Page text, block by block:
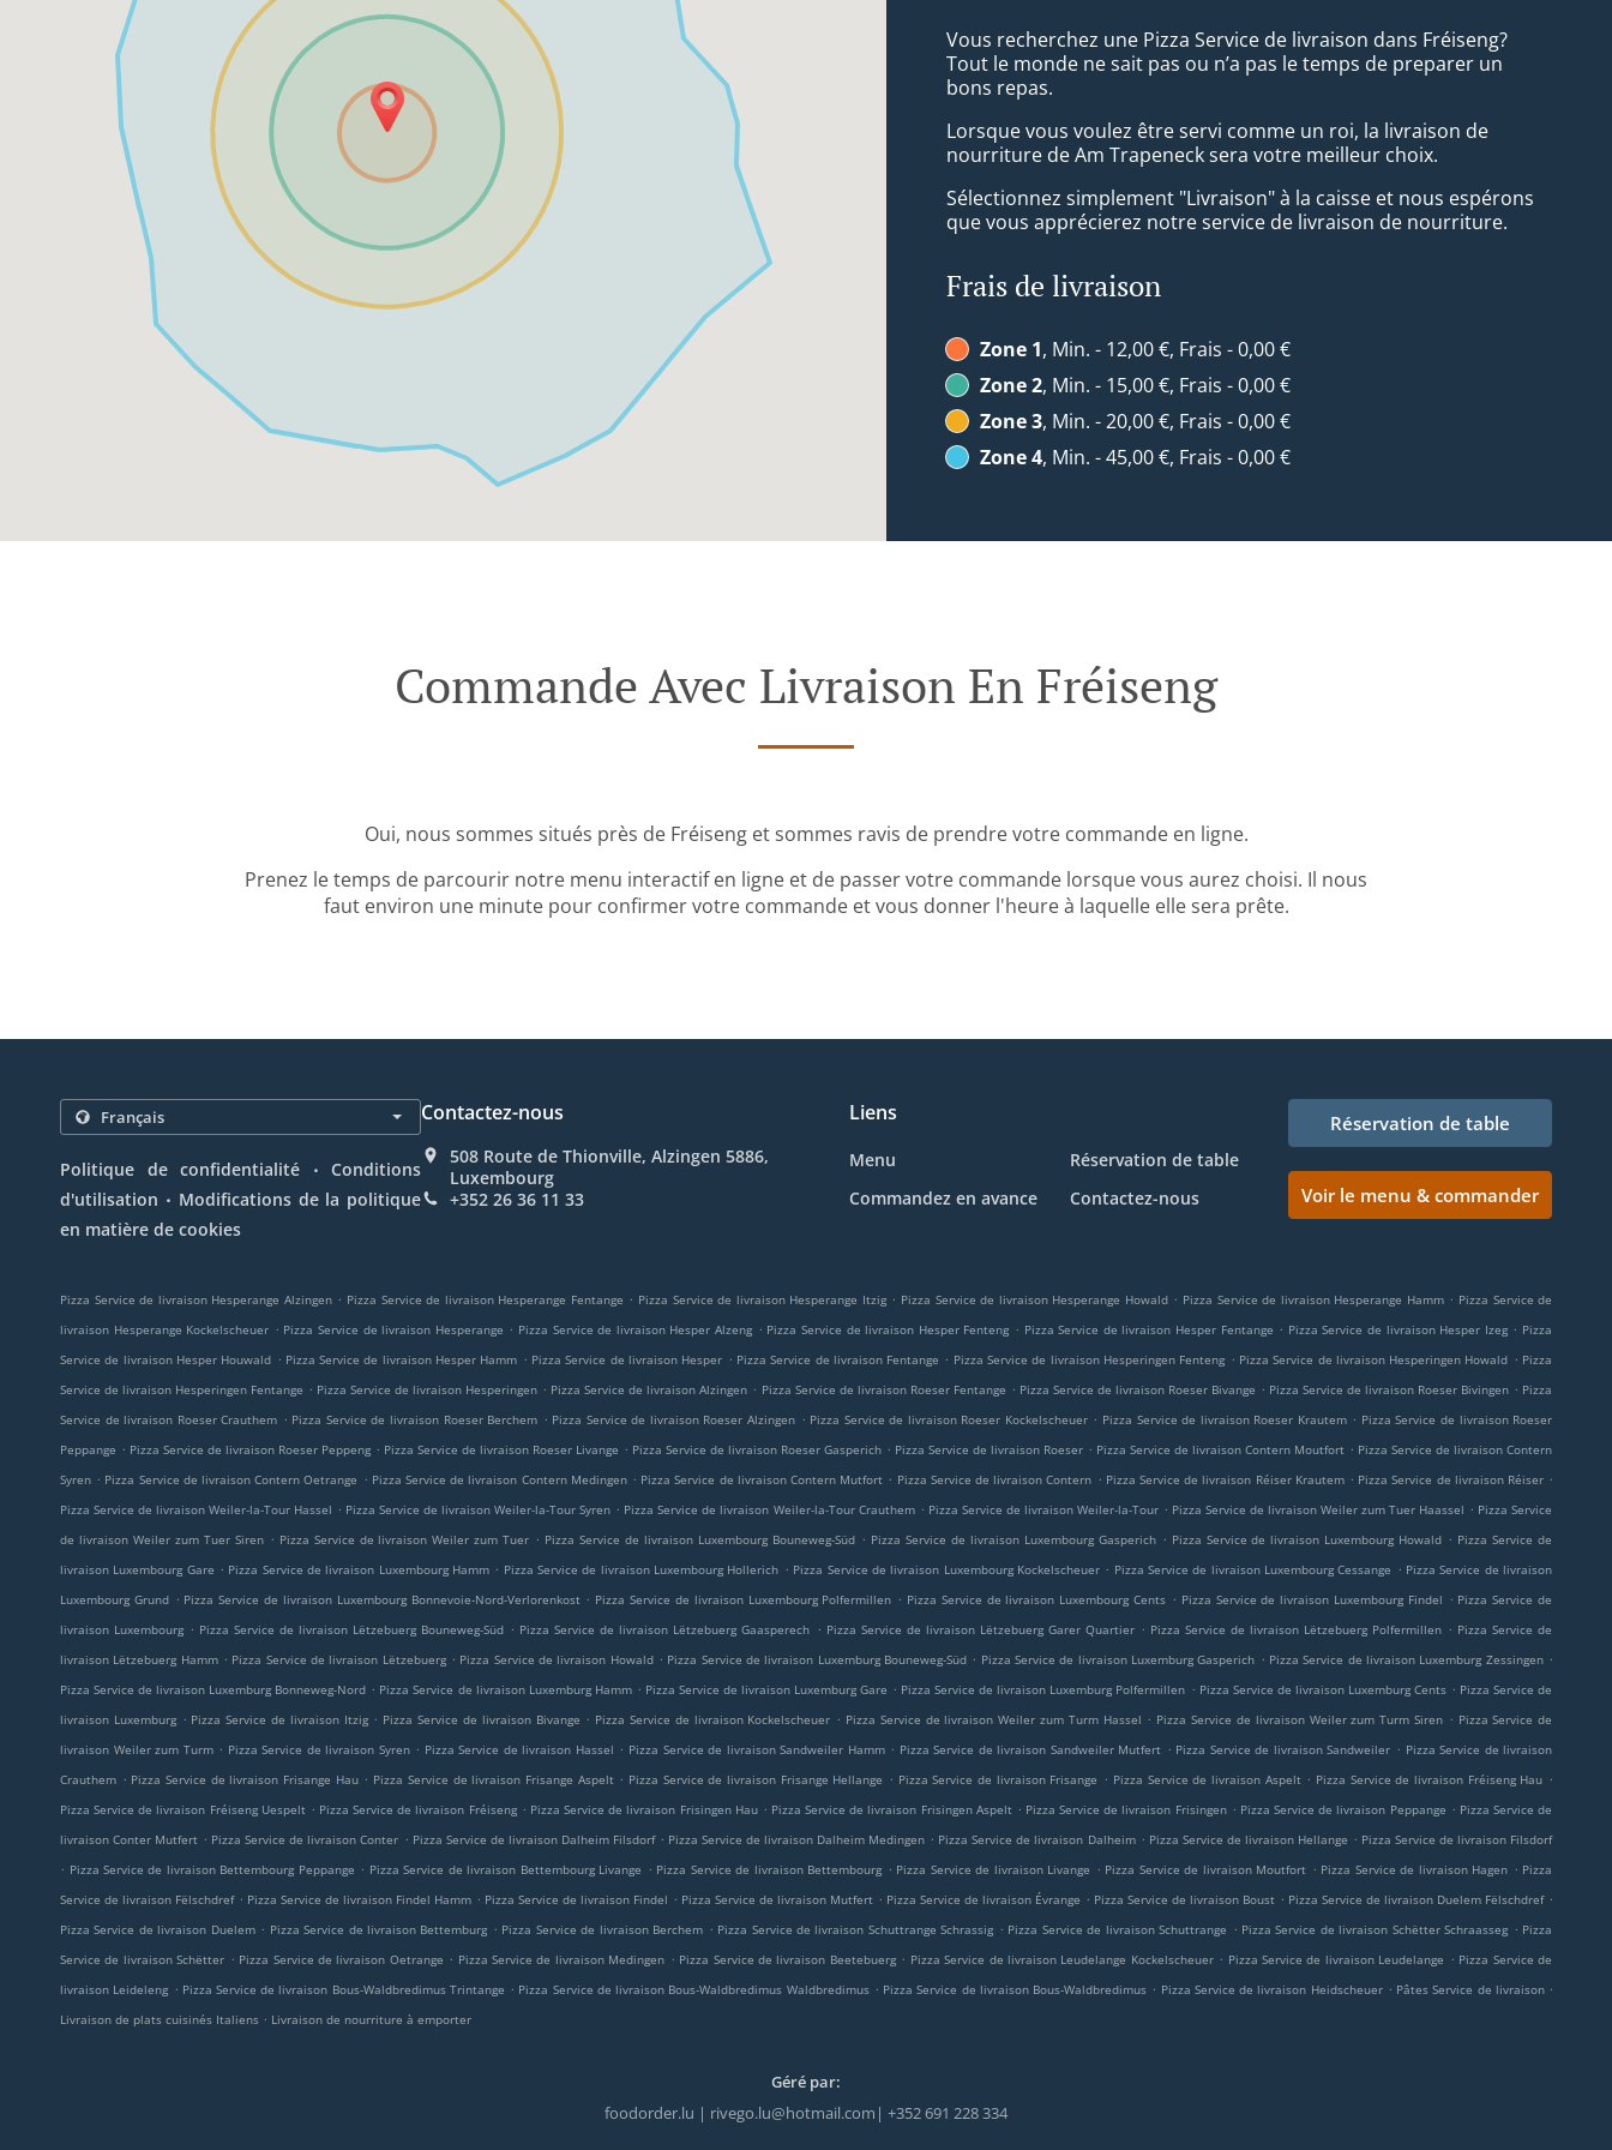
Vous recherchez une Pizza Service de livraison dans Fréiseng?
Tout le monde ne sait pas ou n’a pas le temps de preparer un
bons repas.
Lorsque vous voulez être servi comme un roi, la livraison de
nourriture de Am Trapeneck sera votre meilleur choix.
Sélectionnez simplement "Livraison" à la caisse et nous espérons
que vous apprécierez notre service de livraison de nourriture.
Frais de livraison
Zone 1, Min. - 12,00 €, Frais - 0,00 €
Zone 2, Min. - 15,00 €, Frais - 0,00 €
Zone 3, Min. - 20,00 €, Frais - 0,00 €
Zone 4, Min. - 45,00 €, Frais - 0,00 €
Commande Avec Livraison En Fréiseng
Oui, nous sommes situés près de Fréiseng et sommes ravis de prendre votre commande en ligne.
Prenez le temps de parcourir notre menu interactif en ligne et de passer votre commande lorsque vous aurez choisi. Il nous
faut environ une minute pour confirmer votre commande et vous donner l'heure à laquelle elle sera prête.
Politique de confidentialité . Conditions
d'utilisation . Modifications de la politique
en matière de cookies
Contactez-nous
508 Route de Thionville, Alzingen 5886,
Luxembourg
+352 26 36 11 33
Liens
Menu
Réservation de table
Commandez en avance
Contactez-nous
Réservation de table
Voir le menu & commander
Pizza Service de livraison Hesperange Alzingen . Pizza Service de livraison Hesperange Fentange . Pizza Service de livraison Hesperange Itzig . Pizza Service de livraison Hesperange Howald . Pizza Service de livraison Hesperange Hamm . Pizza Service de
livraison Hesperange Kockelscheuer . Pizza Service de livraison Hesperange . Pizza Service de livraison Hesper Alzeng . Pizza Service de livraison Hesper Fenteng . Pizza Service de livraison Hesper Fentange . Pizza Service de livraison Hesper Izeg . Pizza
Service de livraison Hesper Houwald . Pizza Service de livraison Hesper Hamm . Pizza Service de livraison Hesper . Pizza Service de livraison Fentange . Pizza Service de livraison Hesperingen Fenteng . Pizza Service de livraison Hesperingen Howald . Pizza
Service de livraison Hesperingen Fentange . Pizza Service de livraison Hesperingen . Pizza Service de livraison Alzingen . Pizza Service de livraison Roeser Fentange . Pizza Service de livraison Roeser Bivange . Pizza Service de livraison Roeser Bivingen . Pizza
Service de livraison Roeser Crauthem . Pizza Service de livraison Roeser Berchem . Pizza Service de livraison Roeser Alzingen . Pizza Service de livraison Roeser Kockelscheuer . Pizza Service de livraison Roeser Krautem . Pizza Service de livraison Roeser
Peppange . Pizza Service de livraison Roeser Peppeng . Pizza Service de livraison Roeser Livange . Pizza Service de livraison Roeser Gasperich . Pizza Service de livraison Roeser . Pizza Service de livraison Contern Moutfort . Pizza Service de livraison Contern
Syren . Pizza Service de livraison Contern Oetrange . Pizza Service de livraison Contern Medingen . Pizza Service de livraison Contern Mutfort . Pizza Service de livraison Contern . Pizza Service de livraison Réiser Krautem . Pizza Service de livraison Réiser .
Pizza Service de livraison Weiler-la-Tour Hassel . Pizza Service de livraison Weiler-la-Tour Syren . Pizza Service de livraison Weiler-la-Tour Crauthem . Pizza Service de livraison Weiler-la-Tour . Pizza Service de livraison Weiler zum Tuer Haassel . Pizza Service
de livraison Weiler zum Tuer Siren . Pizza Service de livraison Weiler zum Tuer . Pizza Service de livraison Luxembourg Bouneweg-Süd . Pizza Service de livraison Luxembourg Gasperich . Pizza Service de livraison Luxembourg Howald . Pizza Service de
livraison Luxembourg Gare . Pizza Service de livraison Luxembourg Hamm . Pizza Service de livraison Luxembourg Hollerich . Pizza Service de livraison Luxembourg Kockelscheuer . Pizza Service de livraison Luxembourg Cessange . Pizza Service de livraison
Luxembourg Grund . Pizza Service de livraison Luxembourg Bonnevoie-Nord-Verlorenkost . Pizza Service de livraison Luxembourg Polfermillen . Pizza Service de livraison Luxembourg Cents . Pizza Service de livraison Luxembourg Findel . Pizza Service de
livraison Luxembourg . Pizza Service de livraison Lëtzebuerg Bouneweg-Süd . Pizza Service de livraison Lëtzebuerg Gaasperech . Pizza Service de livraison Lëtzebuerg Garer Quartier . Pizza Service de livraison Lëtzebuerg Polfermillen . Pizza Service de
livraison Lëtzebuerg Hamm . Pizza Service de livraison Lëtzebuerg . Pizza Service de livraison Howald . Pizza Service de livraison Luxemburg Bouneweg-Süd . Pizza Service de livraison Luxemburg Gasperich . Pizza Service de livraison Luxemburg Zessingen .
Pizza Service de livraison Luxemburg Bonneweg-Nord . Pizza Service de livraison Luxemburg Hamm . Pizza Service de livraison Luxemburg Gare . Pizza Service de livraison Luxemburg Polfermillen . Pizza Service de livraison Luxemburg Cents . Pizza Service de
livraison Luxemburg . Pizza Service de livraison Itzig . Pizza Service de livraison Bivange . Pizza Service de livraison Kockelscheuer . Pizza Service de livraison Weiler zum Turm Hassel . Pizza Service de livraison Weiler zum Turm Siren . Pizza Service de
livraison Weiler zum Turm . Pizza Service de livraison Syren . Pizza Service de livraison Hassel . Pizza Service de livraison Sandweiler Hamm . Pizza Service de livraison Sandweiler Mutfert . Pizza Service de livraison Sandweiler . Pizza Service de livraison
Crauthem . Pizza Service de livraison Frisange Hau . Pizza Service de livraison Frisange Aspelt . Pizza Service de livraison Frisange Hellange . Pizza Service de livraison Frisange . Pizza Service de livraison Aspelt . Pizza Service de livraison Fréiseng Hau .
Pizza Service de livraison Fréiseng Uespelt . Pizza Service de livraison Fréiseng . Pizza Service de livraison Frisingen Hau . Pizza Service de livraison Frisingen Aspelt . Pizza Service de livraison Frisingen . Pizza Service de livraison Peppange . Pizza Service de
livraison Conter Mutfert . Pizza Service de livraison Conter . Pizza Service de livraison Dalheim Filsdorf . Pizza Service de livraison Dalheim Medingen . Pizza Service de livraison Dalheim . Pizza Service de livraison Hellange . Pizza Service de livraison Filsdorf
. Pizza Service de livraison Bettembourg Peppange . Pizza Service de livraison Bettembourg Livange . Pizza Service de livraison Bettembourg . Pizza Service de livraison Livange . Pizza Service de livraison Moutfort . Pizza Service de livraison Hagen . Pizza
Service de livraison Fëlschdref . Pizza Service de livraison Findel Hamm . Pizza Service de livraison Findel . Pizza Service de livraison Mutfert . Pizza Service de livraison Évrange . Pizza Service de livraison Boust . Pizza Service de livraison Duelem Fëlschdref .
Pizza Service de livraison Duelem . Pizza Service de livraison Bettemburg . Pizza Service de livraison Berchem . Pizza Service de livraison Schuttrange Schrassig . Pizza Service de livraison Schuttrange . Pizza Service de livraison Schëtter Schraasseg . Pizza
Service de livraison Schëtter . Pizza Service de livraison Oetrange . Pizza Service de livraison Medingen . Pizza Service de livraison Beetebuerg . Pizza Service de livraison Leudelange Kockelscheuer . Pizza Service de livraison Leudelange . Pizza Service de
livraison Leideleng . Pizza Service de livraison Bous-Waldbredimus Trintange . Pizza Service de livraison Bous-Waldbredimus Waldbredimus . Pizza Service de livraison Bous-Waldbredimus . Pizza Service de livraison Heidscheuer . Pâtes Service de livraison .
Livraison de plats cuisinés Italiens . Livraison de nourriture à emporter
Géré par:
foodorder.lu | rivego.lu@hotmail.com| +352 691 228 334